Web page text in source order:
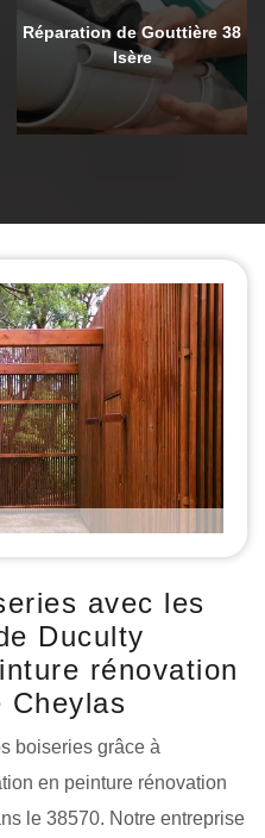
Réparation de Gouttière 38
Isère
avec les
Duculty
rénovation
Cheylas
boiseries grâce à
en peinture rénovation
le 38570. Notre entreprise